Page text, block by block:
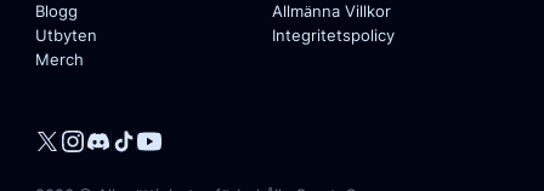
Blogg
Utbyten
Merch
Allmänna Villkor
Integritetspolicy